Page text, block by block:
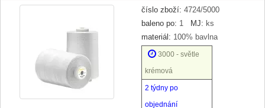
číslo zboží: 4724/5000
baleno po: 1 MJ: ks
materiál: 100% bavlna
3000 - světle
krémová
2 týdny po
objednání